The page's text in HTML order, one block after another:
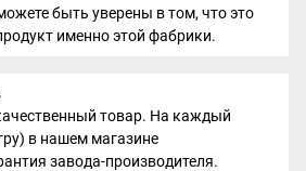
быть уверены в том, что это
именно этой фабрики.
товар. На каждый
в нашем магазине
завода-производителя.